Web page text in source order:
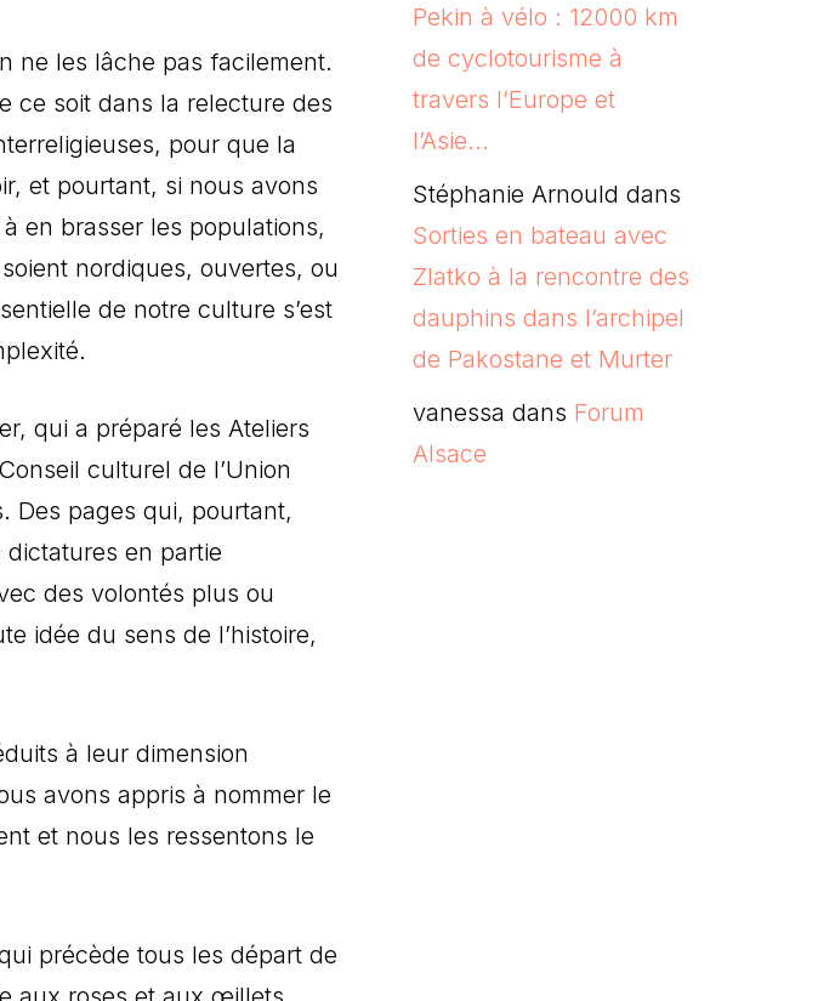
ne les lâche pas facilement.
ce soit dans la relecture des
pour que la
et pourtant, si nous avons
en brasser les populations,
nordiques, ouvertes, ou
de notre culture s’est
qui a préparé les Ateliers
culturel de l’Union
Des pages qui, pourtant,
en partie
des volontés plus ou
idée du sens de l’histoire,
à leur dimension
avons appris à nommer le
et nous les ressentons le
précède tous les départ de
Pekin à vélo : 12000 km
de cyclotourisme à
travers l’Europe et
l’Asie…
Stéphanie Arnould dans
Sorties en bateau avec
Zlatko à la rencontre des
dauphins dans l’archipel
de Pakostane et Murter
vanessa dans Forum
Alsace